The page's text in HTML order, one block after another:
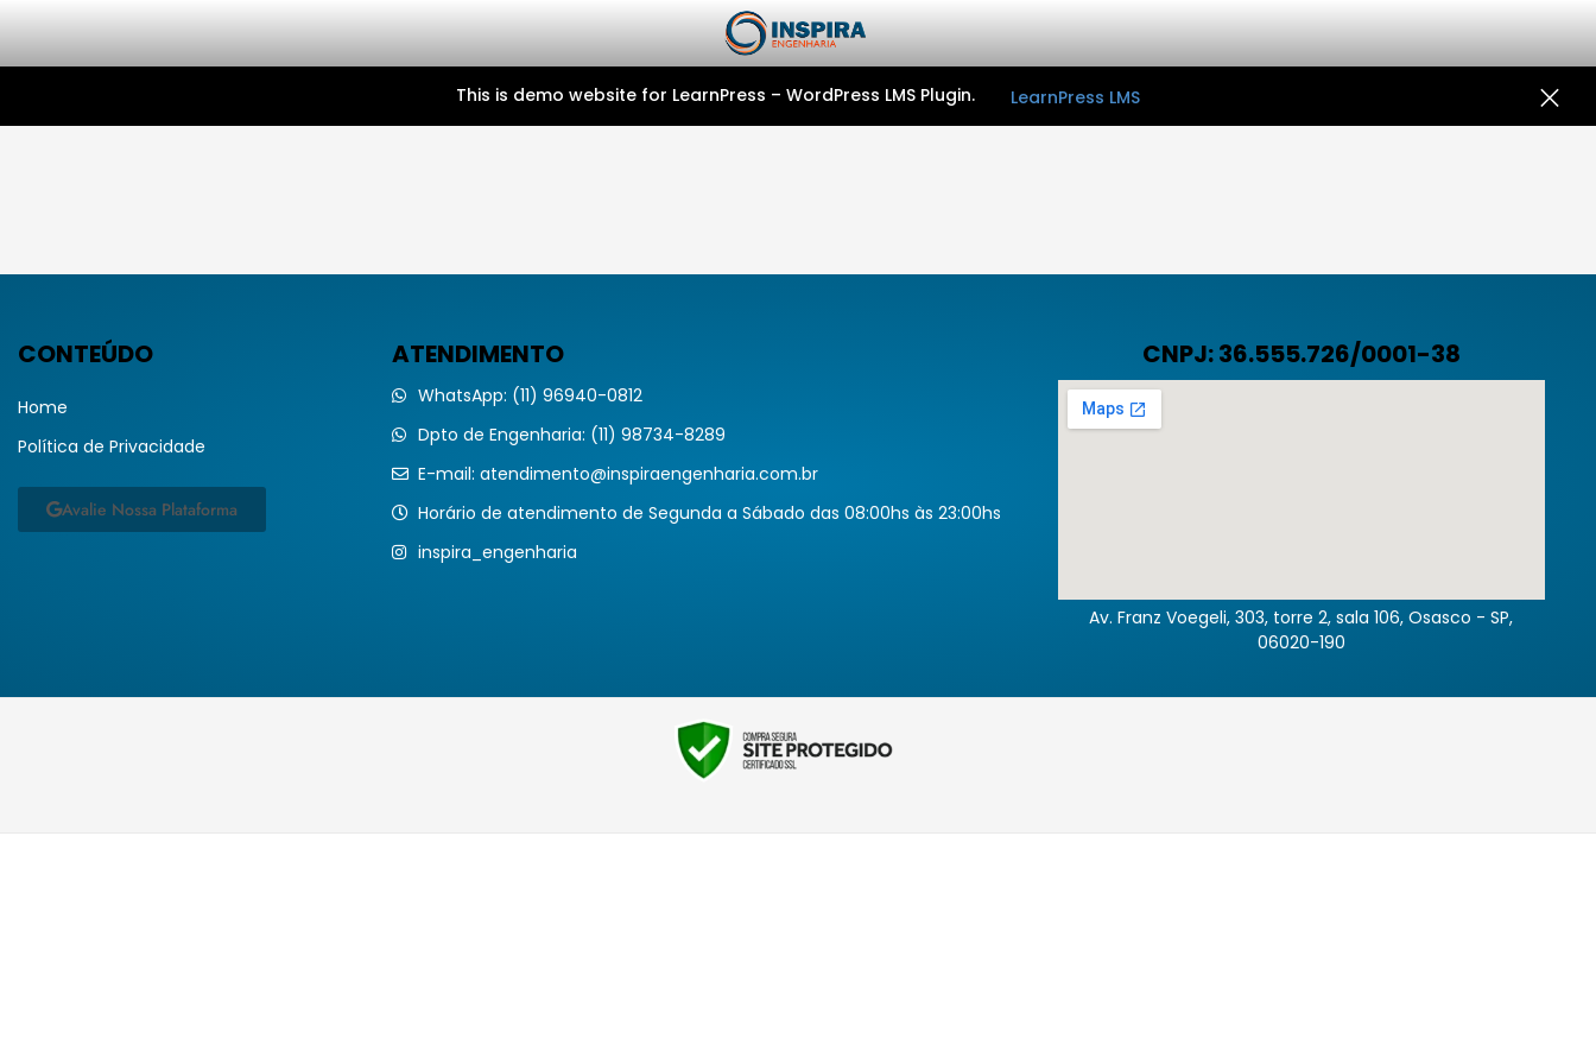
This is demo website for LearnPress – WordPress LMS Plugin. LearnPress LMS
CONTEÚDO
Home
Política de Privacidade
Avalie Nossa Plataforma
ATENDIMENTO
WhatsApp: (11) 96940-0812
Dpto de Engenharia: (11) 98734-8289
E-mail: atendimento@inspiraengenharia.com.br
Horário de atendimento de Segunda a Sábado das 08:00hs às 23:00hs
inspira_engenharia
CNPJ: 36.555.726/0001-38
Av. Franz Voegeli, 303, torre 2, sala 106, Osasco - SP,
06020-190